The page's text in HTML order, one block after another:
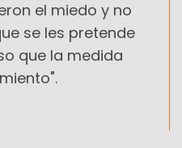
el miedo y no
se les pretende
que la medida